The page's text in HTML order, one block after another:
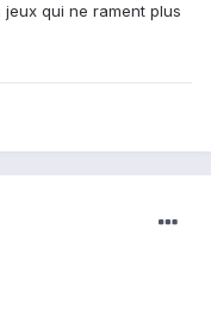
qui ne rament plus